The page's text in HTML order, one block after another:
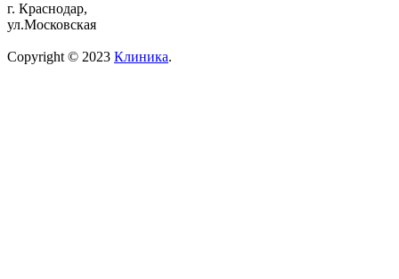
г. Краснодар,
ул.Московская
Copyright © 2023 Клиника.